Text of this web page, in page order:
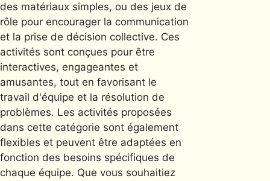
des matériaux simples, ou des jeux de
rôle pour encourager la communication
et la prise de décision collective. Ces
activités sont conçues pour être
interactives, engageantes et
amusantes, tout en favorisant le
travail d'équipe et la résolution de
problèmes. Les activités proposées
dans cette catégorie sont également
flexibles et peuvent être adaptées en
fonction des besoins spécifiques de
chaque équipe. Que vous souhaitiez